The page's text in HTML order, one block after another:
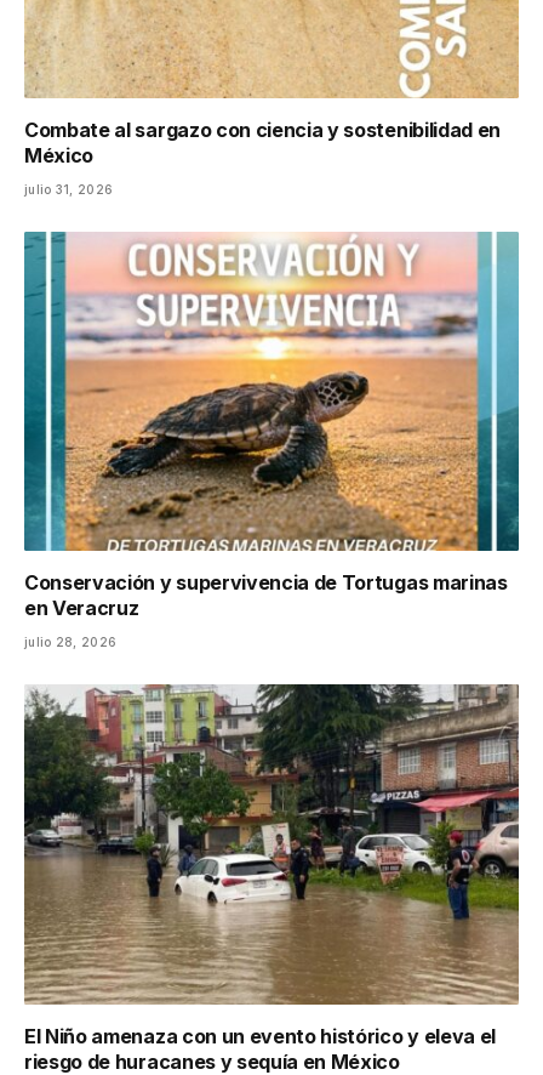
Combate al sargazo con ciencia y sostenibilidad en
México
julio 31, 2026
Conservación y supervivencia de Tortugas marinas
en Veracruz
julio 28, 2026
El Niño amenaza con un evento histórico y eleva el
riesgo de huracanes y sequía en México